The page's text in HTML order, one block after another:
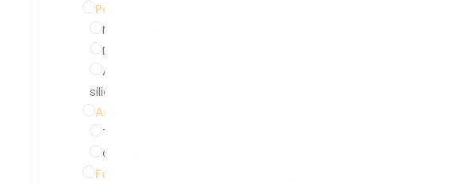
Post-traitements
Nettoyage des impressions
Durcissement aux UV
Appareil sous pression
silicone
Assemblage
Tubes
Collage
Façonnage et finitions